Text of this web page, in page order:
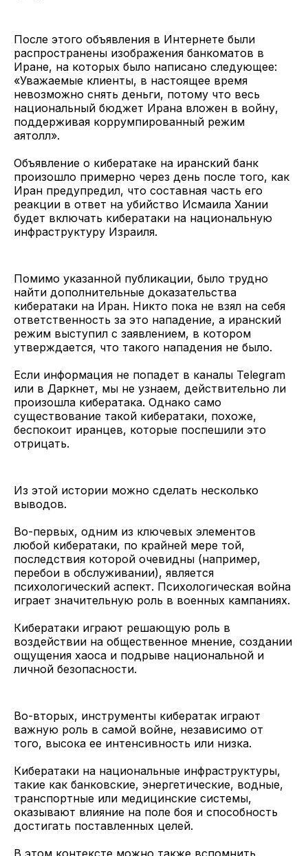
После этого объявления в Интернете были
распространены изображения банкоматов в
Иране, на которых было написано следующее:
«Уважаемые клиенты, в настоящее время
невозможно снять деньги, потому что весь
национальный бюджет Ирана вложен в войну,
поддерживая коррумпированный режим
аятолл».
Объявление о кибератаке на иранский банк
произошло примерно через день после того, как
Иран предупредил, что составная часть его
реакции в ответ на убийство Исмаила Хании
будет включать кибератаки на национальную
инфраструктуру Израиля.
Помимо указанной публикации, было трудно
найти дополнительные доказательства
кибератаки на Иран. Никто пока не взял на себя
ответственность за это нападение, а иранский
режим выступил с заявлением, в котором
утверждается, что такого нападения не было.
Если информация не попадет в каналы Telegram
или в Даркнет, мы не узнаем, действительно ли
произошла кибератака. Однако само
существование такой кибератаки, похоже,
беспокоит иранцев, которые поспешили это
отрицать.
Из этой истории можно сделать несколько
выводов.
Во-первых, одним из ключевых элементов
любой кибератаки, по крайней мере той,
последствия которой очевидны (например,
перебои в обслуживании), является
психологический аспект. Психологическая война
играет значительную роль в военных кампаниях.
Кибератаки играют решающую роль в
воздействии на общественное мнение, создании
ощущения хаоса и подрыве национальной и
личной безопасности.
Во-вторых, инструменты кибератак играют
важную роль в самой войне, независимо от
того, высока ее интенсивность или низка.
Кибератаки на национальные инфраструктуры,
такие как банковские, энергетические, водные,
транспортные или медицинские системы,
оказывают влияние на поле боя и способность
достигать поставленных целей.
В этом контексте можно также вспомнить